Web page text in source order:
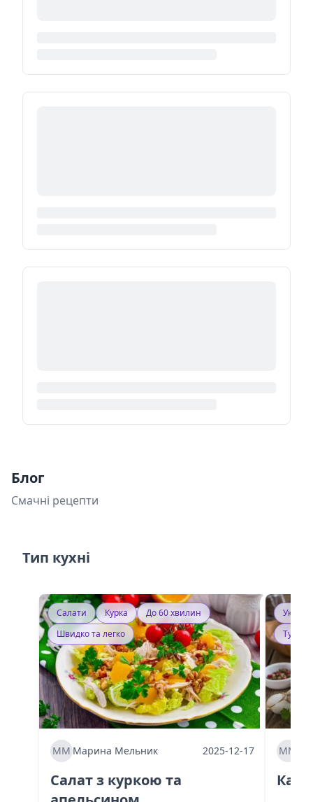
Блог
Смачні рецепти
Тип кухні
Салати Курка
До 60 хвилин
Швидко та легко
ММ Марина Мельник 2025-12-17
Салат з куркою та
ММ